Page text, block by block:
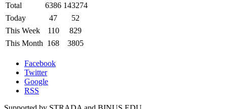
Total 6386 143274
Today
47
52
This Week
110
829
This Month 168 3805
Facebook
Twitter
Google
RSS